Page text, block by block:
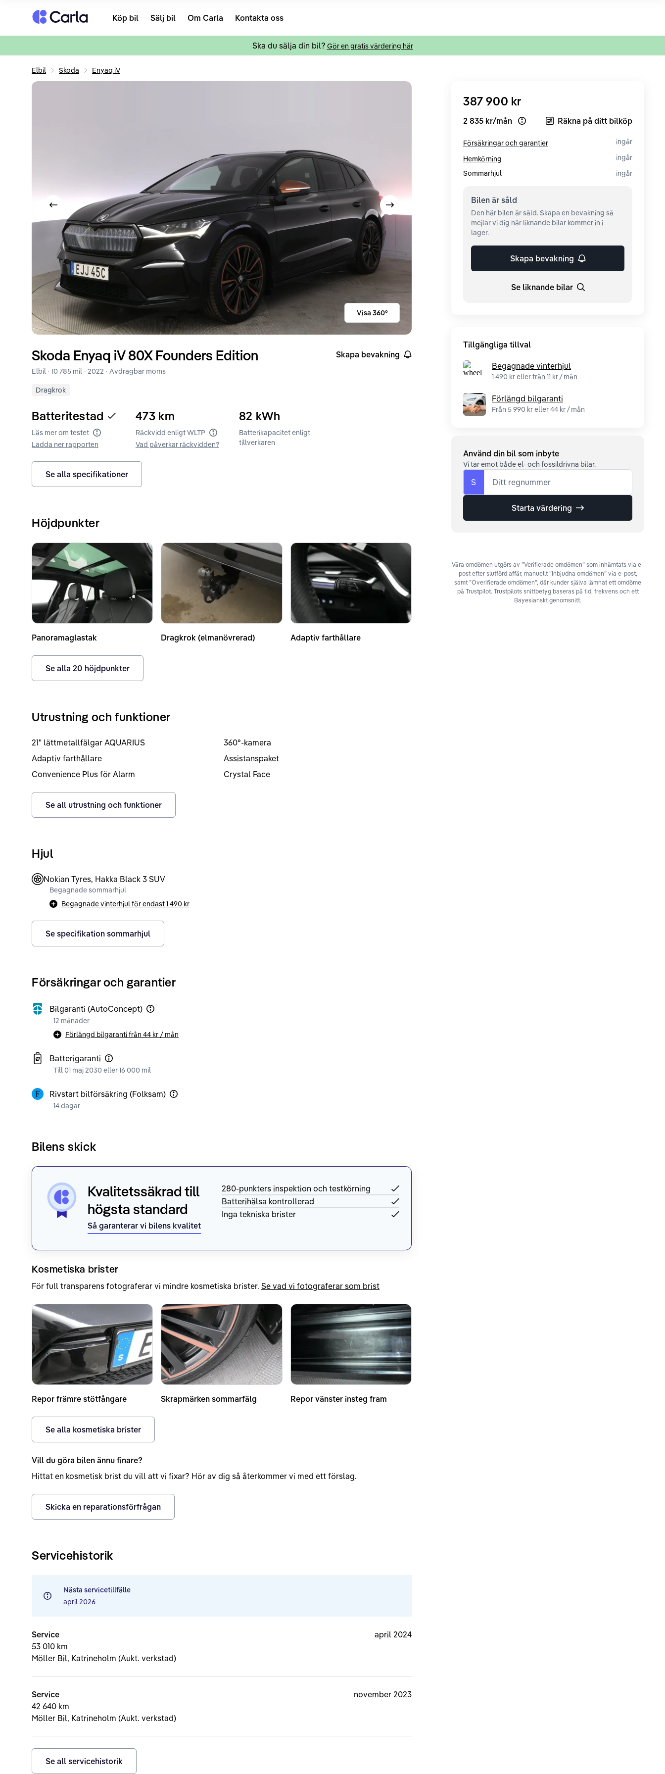
Tillbaka till startsidan Köp bil Sälj bil Om Carla Kontakta oss
Ska du sälja din bil? Gör en gratis värdering här
Elbil Skoda Enyaq iV
Visa föregående bild Visa nästa bild
Visa 360°
Skoda Enyaq iV 80X Founders Edition Skapa bevakning
Elbil · 10 785 mil · 2022 · Avdragbar moms
Dragkrok
Batteritestad
Läs mer om testet Batteritest
Ladda ner rapporten
473 km
Räckvidd enligt WLTP Räckvidd enligt WLTP
Vad påverkar räckvidden?
82 kWh
Batterikapacitet enligt
tillverkaren
Se alla specifikationer
Höjdpunkter
Panoramaglastak Dragkrok (elmanövrerad) Adaptiv farthållare
Se alla 20 höjdpunkter
Utrustning och funktioner
21" lättmetallfälgar AQUARIUS
360°-kamera
Adaptiv farthållare
Assistanspaket
Convenience Plus för Alarm
Crystal Face
Se all utrustning och funktioner
Hjul
Nokian Tyres, Hakka Black 3 SUV
Begagnade sommarhjul
Begagnade vinterhjul för endast1 490 kr
Se specifikation sommarhjul
Försäkringar och garantier
Bilgaranti (AutoConcept)
12 månader
Förlängd bilgaranti från 44 kr / mån
Batterigaranti
Till 01 maj 2030 eller 16 000 mil
Rivstart bilförsäkring (Folksam)
14 dagar
Bilens skick
Kvalitetssäkrad till
högsta standard
Så garanterar vi bilens kvalitet
280-punkters inspektion och testkörning
Batterihälsa kontrollerad
Inga tekniska brister
Kosmetiska brister
För full transparens fotograferar vi mindre kosmetiska brister. Se vad vi fotograferar som brist
Repor främre stötfångare Skrapmärken sommarfälg Repor vänster insteg fram
Se alla kosmetiska brister
Vill du göra bilen ännu finare?
Hittat en kosmetisk brist du vill att vi fixar? Hör av dig så återkommer vi med ett förslag.
Skicka en reparationsförfrågan
Servicehistorik
Nästa servicetillfälle
april 2026
Service
53 010 km
Möller Bil, Katrineholm (Aukt. verkstad)
april 2024
Service
42 640 km
Möller Bil, Katrineholm (Aukt. verkstad)
november 2023
Se all servicehistorik
387 900 kr
2 835 kr/mån Open loan exampleRäkna på ditt bilköp
Försäkringar och garantier
ingår
Hemkörning
ingår
Sommarhjul
ingår
Bilen är såld
Den här bilen är såld. Skapa en bevakning så
mejlar vi dig när liknande bilar kommer in i
lager.
Skapa bevakning
Se liknande bilar
Tillgängliga tillval
Begagnade vinterhjul
1 490 kr eller från 11 kr / mån
Förlängd bilgaranti
Från 5 990 kr eller 44 kr / mån
Använd din bil som inbyte
Vi tar emot både el- och fossildrivna bilar.
S Ditt regnummer
Starta värdering
Våra omdömen utgörs av ”Verifierade omdömen” som inhämtats via e-
post efter slutförd affär, manuellt ”Inbjudna omdömen” via e-post,
samt ”Overifierade omdömen”, där kunder själva lämnat ett omdöme
på Trustpilot. Trustpilots snittbetyg baseras på tid, frekvens och ett
Bayesianskt genomsnitt.